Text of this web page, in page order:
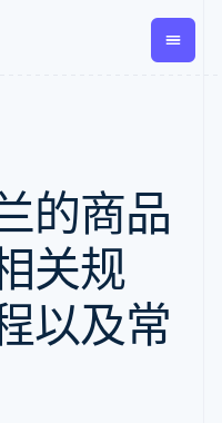
期
Global
Payouts
向第三
方打款
Crypto
钱包、
稳定币
场
的商品
关规
以及常